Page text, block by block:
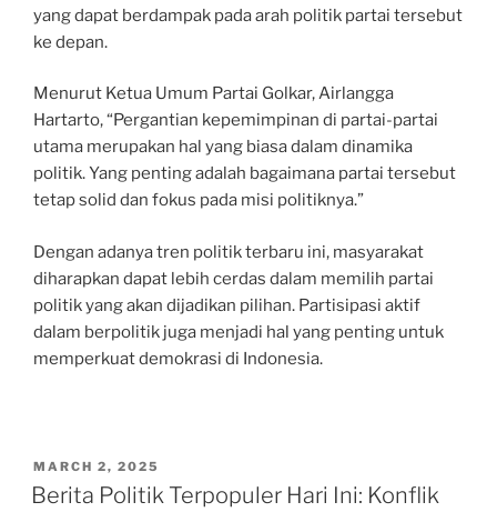
yang dapat berdampak pada arah politik partai tersebut
ke depan.
Menurut Ketua Umum Partai Golkar, Airlangga
Hartarto, “Pergantian kepemimpinan di partai-partai
utama merupakan hal yang biasa dalam dinamika
politik. Yang penting adalah bagaimana partai tersebut
tetap solid dan fokus pada misi politiknya.”
Dengan adanya tren politik terbaru ini, masyarakat
diharapkan dapat lebih cerdas dalam memilih partai
politik yang akan dijadikan pilihan. Partisipasi aktif
dalam berpolitik juga menjadi hal yang penting untuk
memperkuat demokrasi di Indonesia.
POSTED
ON
MARCH 2, 2025
Berita Politik Terpopuler Hari Ini: Konflik